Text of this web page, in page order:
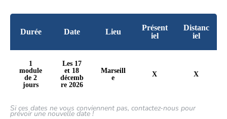
Durée Date Lieu
Présent
iel
Distanc
iel
1
module
de 2
jours
Les 17
et 18
décemb
re 2026
Marseill
e
X X
Si ces dates ne vous conviennent pas, contactez-nous pour
prévoir une nouvelle date !